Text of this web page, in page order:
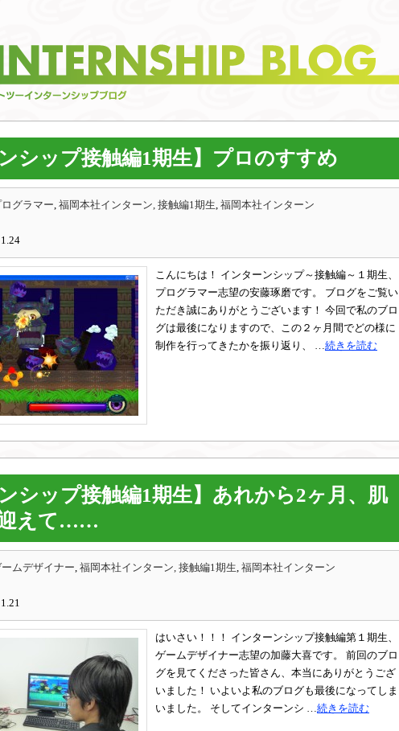
シップ接触編1期生】プロのすすめ
ログラマー, 福岡本社インターン, 接触編1期生, 福岡本社インターン
こんにちは！ インターンシップ～接触編～１期生、
プログラマー志望の安藤琢磨です。 ブログをご覧い
ただき誠にありがとうございます！ 今回で私のブロ
グは最後になりますので、この２ヶ月間でどの様に
制作を行ってきたかを振り返り、 …続きを読む
シップ接触編1期生】あれから2ヶ月、肌
迎えて……
ムデザイナー, 福岡本社インターン, 接触編1期生, 福岡本社インターン
はいさい！！！ インターンシップ接触編第１期生、
ゲームデザイナー志望の加藤大喜です。 前回のブロ
グを見てくださった皆さん、本当にありがとうござ
いました！ いよいよ私のブログも最後になってしま
いました。 そしてインターンシ …続きを読む